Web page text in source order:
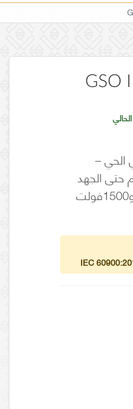
GSO
الحي –
حتى الجهد
1000فولت للتيار المتردد و1500فولت
IEC